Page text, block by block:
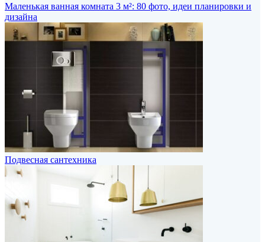
Маленькая ванная комната 3 м²: 80 фото, идеи планировки и
дизайна
Подвесная сантехника